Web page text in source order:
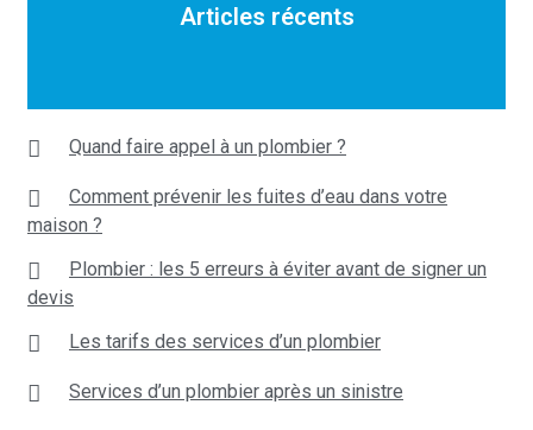
Articles récents
Quand faire appel à un plombier ?
Comment prévenir les fuites d’eau dans votre
maison ?
Plombier : les 5 erreurs à éviter avant de signer un
devis
Les tarifs des services d’un plombier
Services d’un plombier après un sinistre